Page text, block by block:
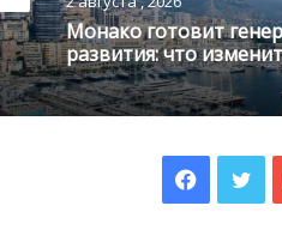
носит авторство великого
Монако готовит
развития: что